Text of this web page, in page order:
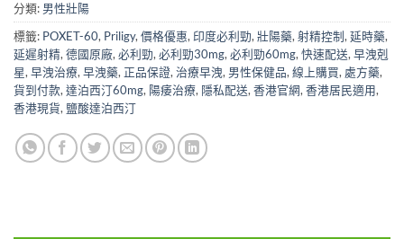
分類: 男性壯陽
標籤: POXET-60, Priligy,價格優惠,印度必利勁,壯陽藥,射精控制,延時藥,
延遲射精,德國原廠,必利勁,必利勁30mg,必利勁60mg,快速配送,早洩剋
星,早洩治療,早洩藥, 正品保證,治療早洩, 男性保健品,線上購買, 處方藥,
貨到付款,達泊西汀60mg, 陽痿治療, 隱私配送,香港官網,香港居民適用,
香港現貨, 鹽酸達泊西汀